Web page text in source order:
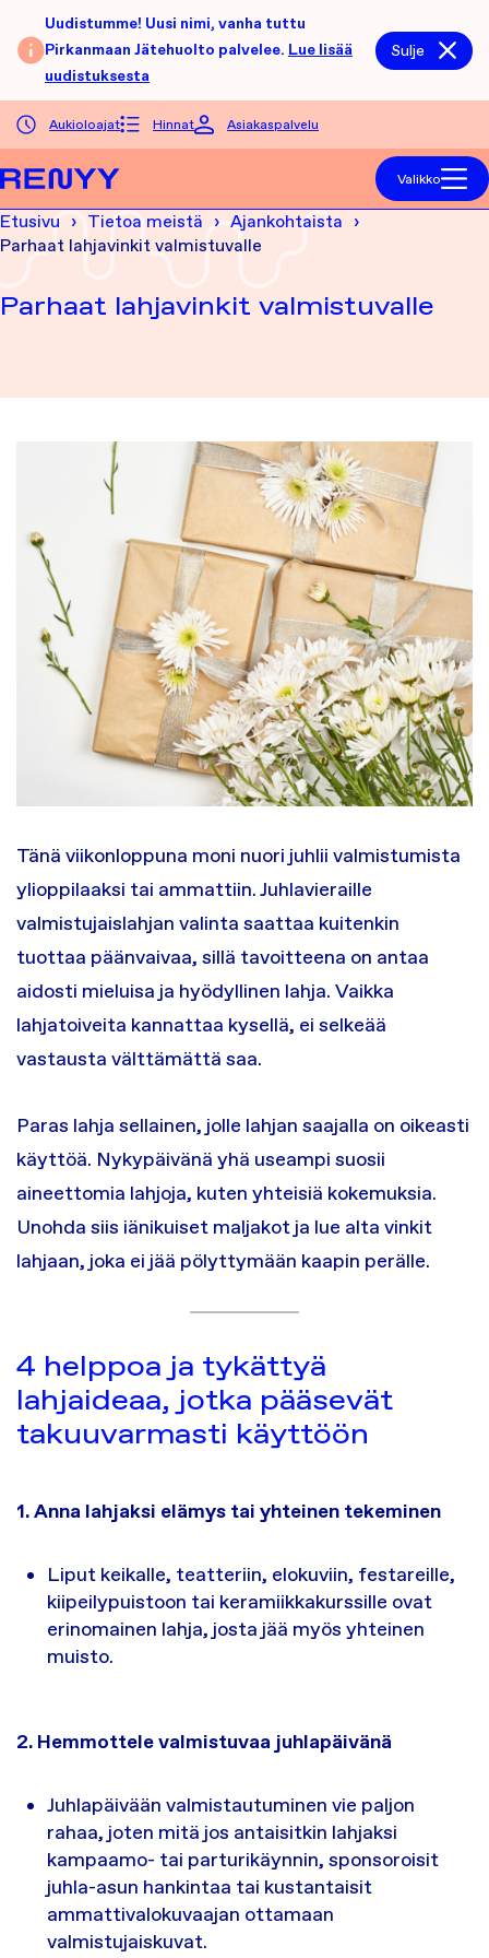
Siirry sisältöön
Uudistumme! Uusi nimi, vanha tuttu
Pirkanmaan Jätehuolto palvelee. Lue lisää
uudistuksesta
Sulje
Aukioloajat Hinnat Asiakaspalvelu
Valikko
Etusivu Tietoa meistä
Ajankohtaista
Parhaat lahjavinkit valmistuvalle
Parhaat lahjavinkit valmistuvalle
Tänä viikonloppuna moni nuori juhlii valmistumista
ylioppilaaksi tai ammattiin. Juhlavieraille
valmistujaislahjan valinta saattaa kuitenkin
tuottaa päänvaivaa, sillä tavoitteena on antaa
aidosti mieluisa ja hyödyllinen lahja. Vaikka
lahjatoiveita kannattaa kysellä, ei selkeää
vastausta välttämättä saa.
Paras lahja sellainen, jolle lahjan saajalla on oikeasti
käyttöä. Nykypäivänä yhä useampi suosii
aineettomia lahjoja, kuten yhteisiä kokemuksia.
Unohda siis iänikuiset maljakot ja lue alta vinkit
lahjaan, joka ei jää pölyttymään kaapin perälle.
4 helppoa ja tykättyä
lahjaideaa, jotka pääsevät
takuuvarmasti käyttöön
1. Anna lahjaksi elämys tai yhteinen tekeminen
Liput keikalle, teatteriin, elokuviin, festareille,
kiipeilypuistoon tai keramiikkakurssille ovat
erinomainen lahja, josta jää myös yhteinen
muisto.
2. Hemmottele valmistuvaa juhlapäivänä
Juhlapäivään valmistautuminen vie paljon
rahaa, joten mitä jos antaisitkin lahjaksi
kampaamo- tai parturikäynnin, sponsoroisit
juhla-asun hankintaa tai kustantaisit
ammattivalokuvaajan ottamaan
valmistujaiskuvat.